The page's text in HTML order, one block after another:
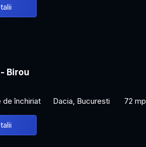
Birou
de închiriat Dacia, Bucuresti 72 mp